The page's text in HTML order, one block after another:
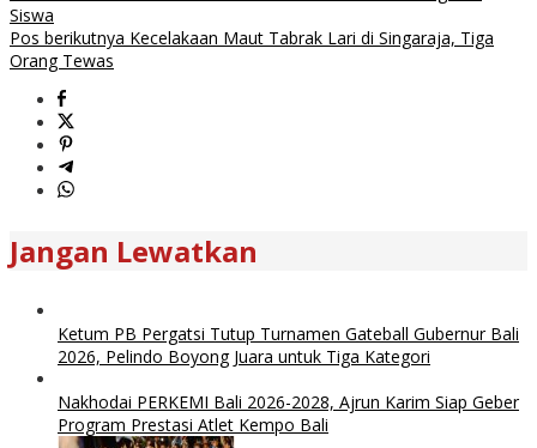
Siswa
Pos berikutnya Kecelakaan Maut Tabrak Lari di Singaraja, Tiga
Orang Tewas
Jangan Lewatkan
Ketum PB Pergatsi Tutup Turnamen Gateball Gubernur Bali
2026, Pelindo Boyong Juara untuk Tiga Kategori
Nakhodai PERKEMI Bali 2026-2028, Ajrun Karim Siap Geber
Program Prestasi Atlet Kempo Bali